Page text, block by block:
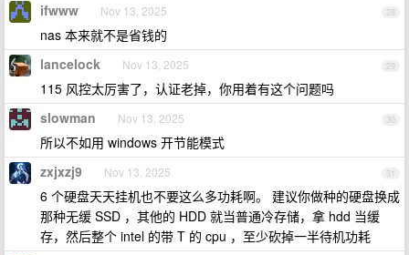
28
ifwww Nov 13, 2025
nas 本来就不是省钱的
29
lancelock Nov 13, 2025
115 风控太厉害了，认证老掉，你用着有这个问题吗
30
slowman Nov 13, 2025
所以不如用 windows 开节能模式
31
zxjxzj9 Nov 13, 2025
6 个硬盘天天挂机也不要这么多功耗啊。 建议你做种的硬盘换成
那种无缓 SSD ，其他的 HDD 就当普通冷存储，拿 hdd 当缓
存，然后整个 intel 的带 T 的 cpu ，至少砍掉一半待机功耗